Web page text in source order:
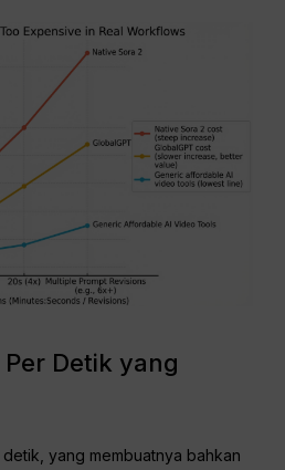
Detik yang
yang membuatnya bahkan